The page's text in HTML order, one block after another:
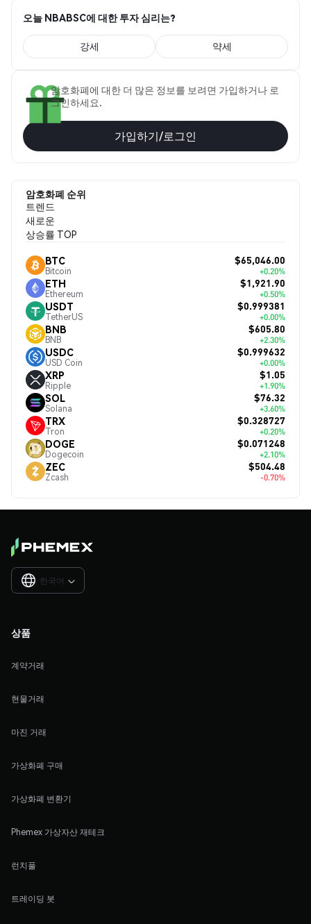
오늘 NBABSC에 대한 투자 심리는?
강세 약세
암호화폐에 대한 더 많은 정보를 보려면 가입하거나 로
그인하세요.
가입하기/로그인
암호화폐 순위
트렌드
새로운
상승률 TOP
BTC
Bitcoin
$65,046.00
+0.20%
ETH
Ethereum
$1,921.90
+0.50%
USDT
TetherUS
$0.999381
+0.00%
BNB
BNB
$605.80
+2.30%
USDC
USD Coin
$0.999632
+0.00%
XRP
Ripple
$1.05
+1.90%
SOL
Solana
$76.32
+3.60%
TRX
Tron
$0.328727
+0.20%
DOGE
Dogecoin
$0.071248
+2.10%
ZEC
Zcash
$504.48
-0.70%
한국어 
상품
계약거래
현물거래
마진 거래
가상화폐 구매
가상화폐 변환기
Phemex 가상자산 재테크
런치풀
트레이딩 봇